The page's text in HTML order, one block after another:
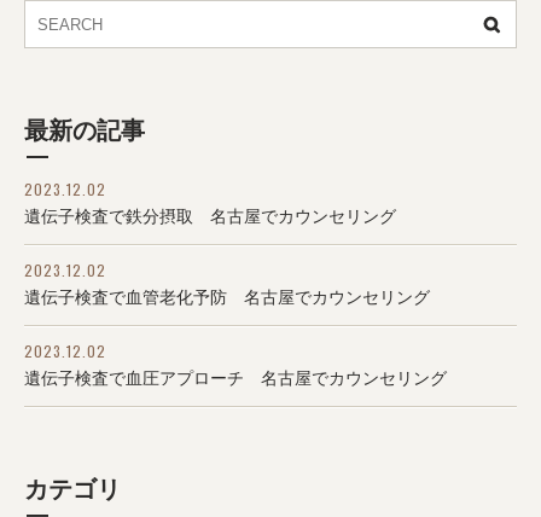
最新の記事
2023.12.02
遺伝子検査で鉄分摂取 名古屋でカウンセリング
2023.12.02
遺伝子検査で血管老化予防 名古屋でカウンセリング
2023.12.02
遺伝子検査で血圧アプローチ 名古屋でカウンセリング
カテゴリ